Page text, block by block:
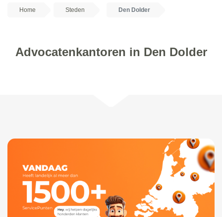
Home Steden Den Dolder
Advocatenkantoren in Den Dolder